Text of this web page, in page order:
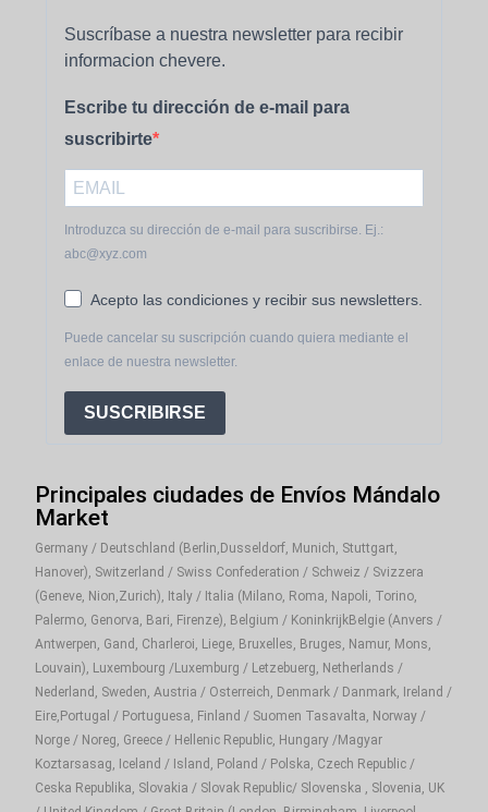
Suscríbase a nuestra newsletter para recibir
informacion chevere.
Escribe tu dirección de e-mail para
suscribirte
Introduzca su dirección de e-mail para suscribirse. Ej.:
abc@xyz.com
Acepto las condiciones y recibir sus newsletters.
Puede cancelar su suscripción cuando quiera mediante el
enlace de nuestra newsletter.
SUSCRIBIRSE
Principales ciudades de Envíos Mándalo
Market
Germany / Deutschland (Berlin,Dusseldorf, Munich, Stuttgart,
Hanover), Switzerland / Swiss Confederation / Schweiz / Svizzera
(Geneve, Nion,Zurich), Italy / Italia (Milano, Roma, Napoli, Torino,
Palermo, Genorva, Bari, Firenze), Belgium / KoninkrijkBelgie (Anvers /
Antwerpen, Gand, Charleroi, Liege, Bruxelles, Bruges, Namur, Mons,
Louvain), Luxembourg /Luxemburg / Letzebuerg, Netherlands /
Nederland, Sweden, Austria / Osterreich, Denmark / Danmark, Ireland /
Eire,Portugal / Portuguesa, Finland / Suomen Tasavalta, Norway /
Norge / Noreg, Greece / Hellenic Republic, Hungary /Magyar
Koztarsasag, Iceland / Island, Poland / Polska, Czech Republic /
Ceska Republika, Slovakia / Slovak Republic/ Slovenska , Slovenia, UK